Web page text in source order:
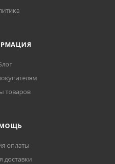
товаров
оплаты
доставки